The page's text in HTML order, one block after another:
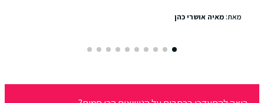
מאת:מאיה אושרי כהן